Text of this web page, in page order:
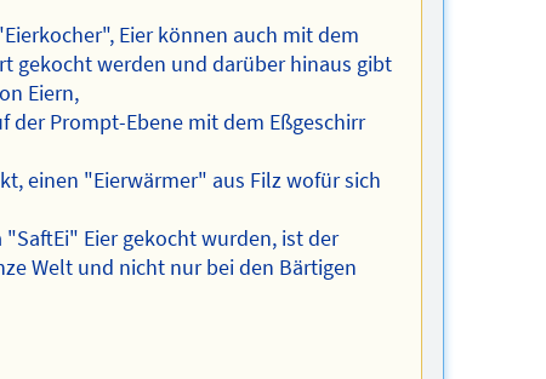
Eier können auch mit dem
gekocht werden und darüber hinaus gibt
Eiern,
der Prompt-Ebene mit dem Eßgeschirr
einen "Eierwärmer" aus Filz wofür sich
Eier gekocht wurden, ist der
Welt und nicht nur bei den Bärtigen